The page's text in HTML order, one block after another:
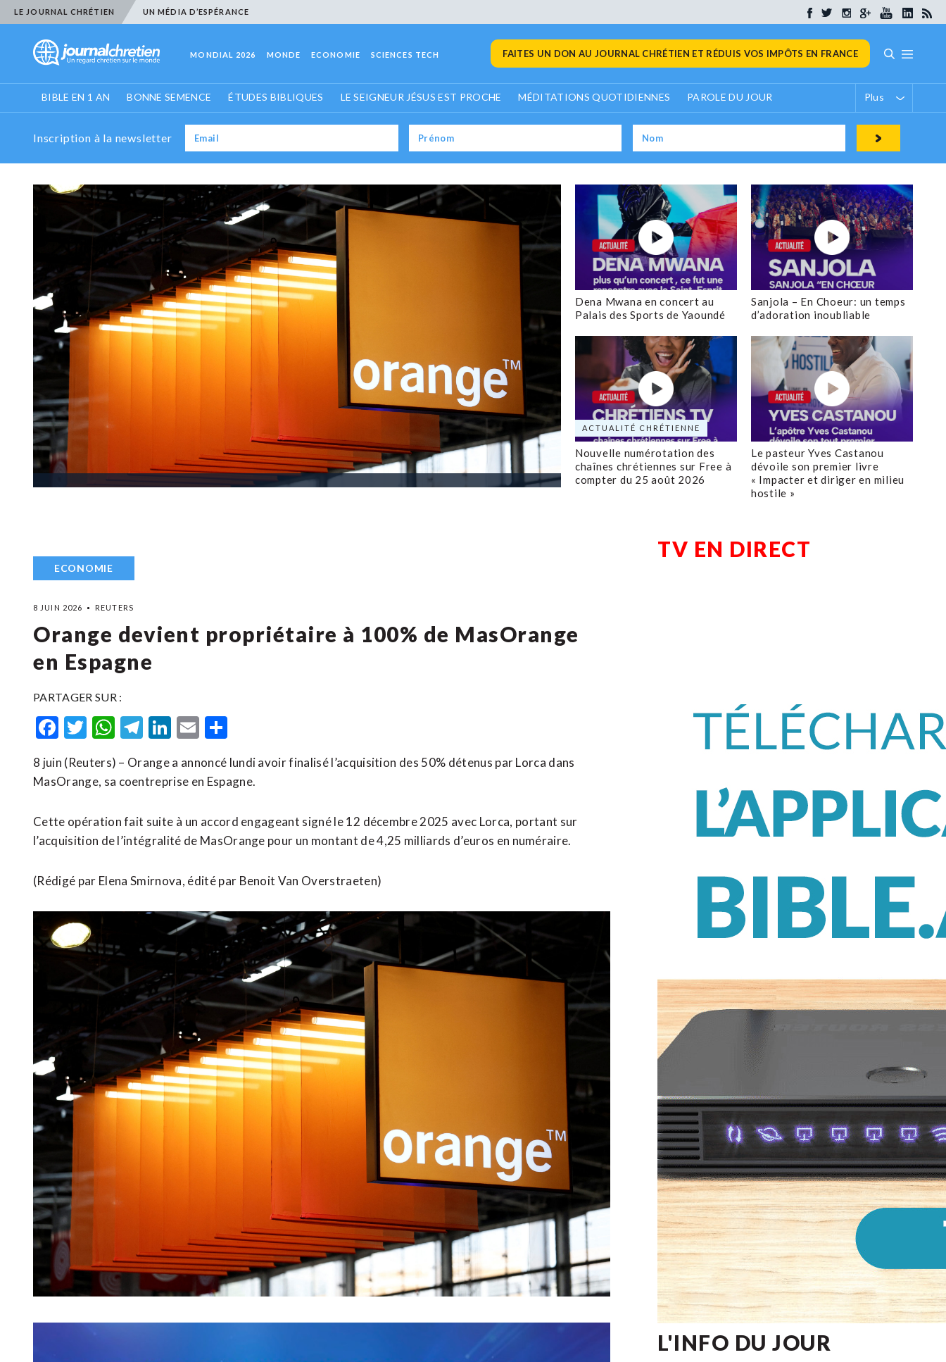
LE JOURNAL CHRÉTIEN UN MÉDIA D’ESPÉRANCE
MONDIAL 2026 MONDE ECONOMIE SCIENCES TECH FAITES UN DON AU JOURNAL CHRÉTIEN ET RÉDUIS VOS IMPÔTS EN FRANCE
BIBLE EN 1 AN BONNE SEMENCE ÉTUDES BIBLIQUES LE SEIGNEUR JÉSUS EST PROCHE MÉDITATIONS QUOTIDIENNES PAROLE DU JOUR Plus
Inscription à la newsletter
Dena Mwana en concert au
Palais des Sports de Yaoundé
Sanjola – En Choeur: un temps
d’adoration inoubliable
ACTUALITÉ CHRÉTIENNE
Nouvelle numérotation des
chaînes chrétiennes sur Free à
compter du 25 août 2026
Le pasteur Yves Castanou
dévoile son premier livre
« Impacter et diriger en milieu
hostile »
ECONOMIE
8 JUIN 2026 REUTERS
Orange devient propriétaire à 100% de MasOrange
en Espagne
PARTAGER SUR :
Facebook
Twitter
WhatsApp
Telegram
LinkedIn
Email
8 juin (Reuters) – Orange a annoncé ​lundi avoir ‌finalisé ​l’acquisition ⁠des 50% ‌détenus ‌par Lorca dans
MasOrange, ​sa coentreprise en Espagne.
Cette opération fait suite ⁠à ⁠un accord engageant signé le 12 ⁠décembre 2025 ‌avec Lorca, ⁠portant ​sur ​
l’acquisition de l’intégralité ​de MasOrange ‌pour ​un montant de ​4,25 milliards d’euros en numéraire.
(Rédigé par Elena ⁠Smirnova, édité par ​Benoit Van ​Overstraeten)
TV EN DIRECT
L'INFO DU JOUR